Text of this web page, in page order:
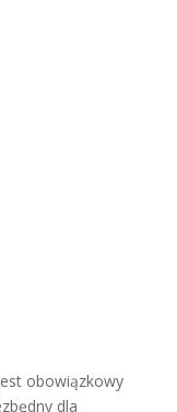
obowiązkowy
dla